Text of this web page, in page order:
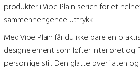
produkter i Vibe Plain-serien for et
sammenhengende uttrykk.
Med Vibe Plain får du ikke bare en
designelement som løfter interiøret og
personlige stil. Den glatte overflaten